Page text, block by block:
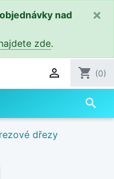
nad
zde.
×
 shopping_cart (0)
search
dřezy